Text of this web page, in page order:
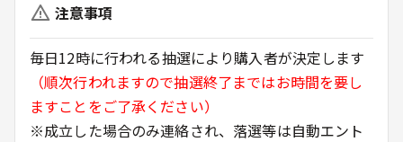
注意事項
毎日12時に行われる抽選により購入者が決定します
（順次行われますので抽選終了まではお時間を要し
ますことをご了承ください）
※成立した場合のみ連絡され、落選等は自動エント